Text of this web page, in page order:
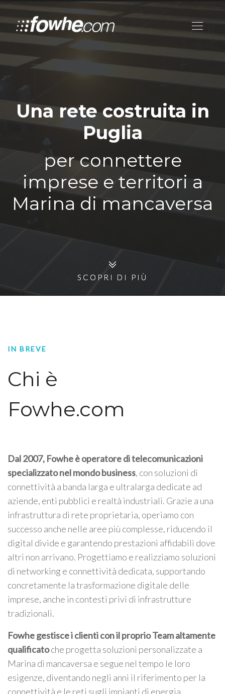
Una rete costruita in
Puglia
per connettere
imprese e territori a
Marina di mancaversa
SCOPRI DI PIÙ
SCOPRI DI PIÙ
IN BREVE
Chi è
Fowhe.com
Dal 2007, Fowhe è operatore di telecomunicazioni
specializzato nel mondo business, con soluzioni di
connettività a banda larga e ultralarga dedicate ad
aziende, enti pubblici e realtà industriali. Grazie a una
infrastruttura di rete proprietaria, operiamo con
successo anche nelle aree più complesse, riducendo il
digital divide e garantendo prestazioni affidabili dove
altri non arrivano. Progettiamo e realizziamo soluzioni
di networking e connettività dedicata, supportando
concretamente la trasformazione digitale delle
imprese, anche in contesti privi di infrastrutture
tradizionali.
Fowhe gestisce i clienti con il proprio Team altamente
qualificatoche progetta soluzioni personalizzate a
Marina di mancaversa e segue nel tempo le loro
esigenze, diventando negli anni il riferimento per la
connettività e le reti sugli impianti di energia